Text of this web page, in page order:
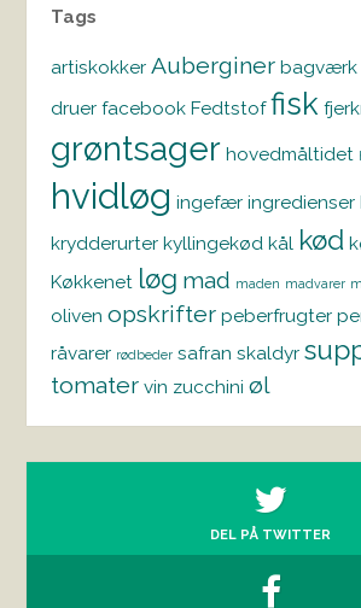
Tags
artiskokker Auberginer bagværk
druer facebook Fedtstof fisk
grøntsager hovedmåltidet
hvidløg ingefær ingredienser
krydderurter kyllingekød kål kød
Køkkenet løg mad maden madvarer
oliven opskrifter peberfrugter
råvarer rødbeder safran skaldyr
tomater vin zucchini øl
DEL PÅ TWITTER